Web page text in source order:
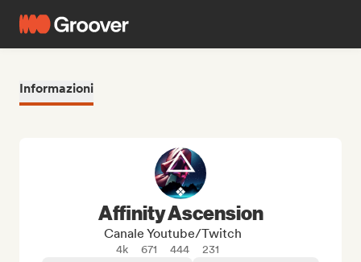
Informazioni
Affinity Ascension
Canale Youtube/Twitch
4k 671 444
231